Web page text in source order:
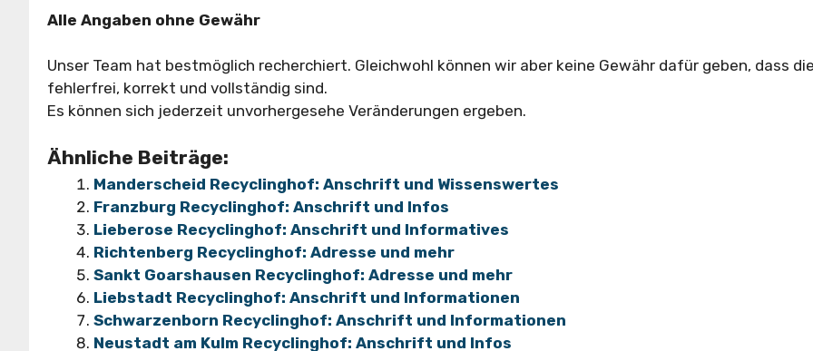
Alle Angaben ohne Gewähr
Unser Team hat bestmöglich recherchiert. Gleichwohl können wir aber keine Gewähr dafür geben, dass
fehlerfrei, korrekt und vollständig sind.
Es können sich jederzeit unvorhergesehe Veränderungen ergeben.
Ähnliche Beiträge:
Manderscheid Recyclinghof: Anschrift und Wissenswertes
Franzburg Recyclinghof: Anschrift und Infos
Lieberose Recyclinghof: Anschrift und Informatives
Richtenberg Recyclinghof: Adresse und mehr
Sankt Goarshausen Recyclinghof: Adresse und mehr
Liebstadt Recyclinghof: Anschrift und Informationen
Schwarzenborn Recyclinghof: Anschrift und Informationen
Neustadt am Kulm Recyclinghof: Anschrift und Infos